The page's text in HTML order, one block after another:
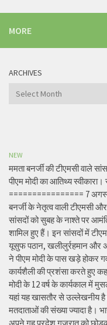
MORE
ARCHIVES
Archives
NEW
ममता बनर्जी की टीएमसी वाले
पीएम मोदी का आतिथ्य
================ 7
बनर्जी के नेतृत्व वाली टीएमसी
सांसदों को सुबह के नाश्ते पर
शामिल हुए हैं। इन सांसदों में
यूसुफ पठान, खलीलुर्रहमान और
ने पीएम मोदी के पास खड़े होकर
कार्यशैली की प्रशंसा करते हुए
मोदी के 12 वर्ष के कार्यकाल में
यहां यह खासतौर से उल्लेखनीय है
मतदाताओं की संख्या ज्यादा है।